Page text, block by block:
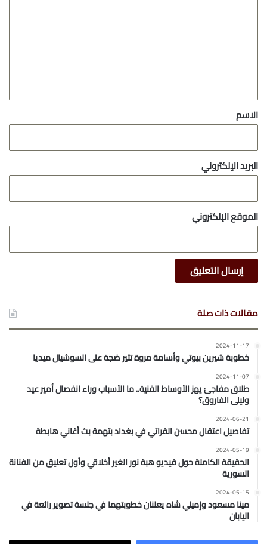
*
الاسم
البريد الإلكتروني
الموقع الإلكتروني
مقالات ذات صلة
2024-11-17
خطوبة شيرين بيوتي وأسامة مروة تثير ضجة على السوشيال ميديا
2024-11-07
طلاق مفاجئ يهز الأوساط الفنية.. ما الأسباب وراء انفصال أمير عيد
وليلى الفاروق؟
2024-06-21
تفاصيل اعتقال محسن الفراتي في بغداد بتهمة بث أغاني هابطة
2024-05-19
الحقيقة الكاملة حول فيديو هبة نور الغير أخلاقي وأول تعليق من الفنانة
السورية
2024-05-15
مينا مسعود وإميلي شاه يعلنان خطوبتهما في جلسة تصوير رائعة في
اليابان